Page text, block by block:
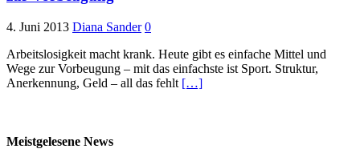
4. Juni 2013 Diana Sander 0
Arbeitslosigkeit macht krank. Heute gibt es einfache Mittel und
Wege zur Vorbeugung – mit das einfachste ist Sport. Struktur,
Anerkennung, Geld – all das fehlt […]
Meistgelesene News